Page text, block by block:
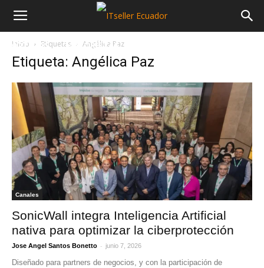
NOTICIAS MAYORISTAS
Inicio Etiquetas Angélica Paz
Etiqueta: Angélica Paz
Canales
SonicWall integra Inteligencia Artificial
nativa para optimizar la ciberprotección
Jose Angel Santos Bonetto - junio 7, 2026
Diseñado para partners de negocios, y con la participación de